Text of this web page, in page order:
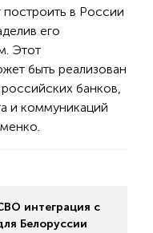
построить в России
его
Этот
быть реализован
банков,
и коммуникаций
интеграция с
Белоруссии